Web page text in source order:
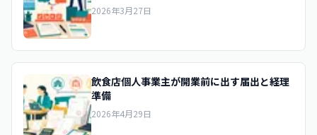
2026年3月27日
飲食店個人事業主が開業前に出す届出と経理
準備
2026年4月29日